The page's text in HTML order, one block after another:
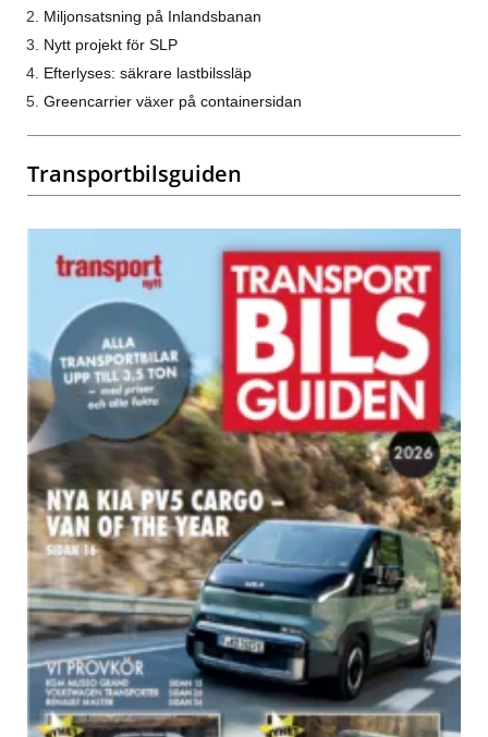
Miljonsatsning på Inlandsbanan
Nytt projekt för SLP
Efterlyses: säkrare lastbilssläp
Greencarrier växer på containersidan
Transportbilsguiden